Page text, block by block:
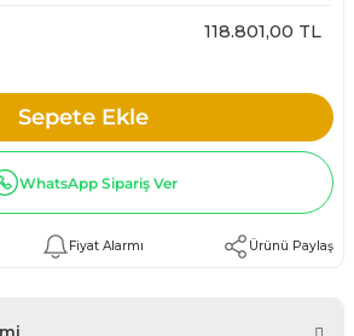
118.801,00 TL
Sepete Ekle
WhatsApp Sipariş Ver
Fiyat Alarmı Ürünü Paylaş